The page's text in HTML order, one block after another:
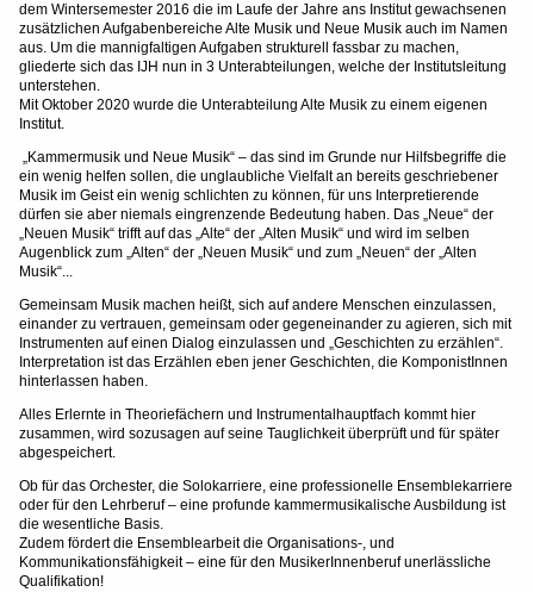
dem Wintersemester 2016 die im Laufe der Jahre ans Institut gewachsenen
zusätzlichen Aufgabenbereiche Alte Musik und Neue Musik auch im Namen
aus. Um die mannigfaltigen Aufgaben strukturell fassbar zu machen,
gliederte sich das IJH nun in 3 Unterabteilungen, welche der Institutsleitung
unterstehen.
Mit Oktober 2020 wurde die Unterabteilung Alte Musik zu einem eigenen
Institut.
„Kammermusik und Neue Musik“ – das sind im Grunde nur Hilfsbegriffe die
ein wenig helfen sollen, die unglaubliche Vielfalt an bereits geschriebener
Musik im Geist ein wenig schlichten zu können, für uns Interpretierende
dürfen sie aber niemals eingrenzende Bedeutung haben. Das „Neue“ der
„Neuen Musik“ trifft auf das „Alte“ der „Alten Musik“ und wird im selben
Augenblick zum „Alten“ der „Neuen Musik“ und zum „Neuen“ der „Alten
Musik“...
Gemeinsam Musik machen heißt, sich auf andere Menschen einzulassen,
einander zu vertrauen, gemeinsam oder gegeneinander zu agieren, sich mit
Instrumenten auf einen Dialog einzulassen und „Geschichten zu erzählen“.
Interpretation ist das Erzählen eben jener Geschichten, die KomponistInnen
hinterlassen haben.
Alles Erlernte in Theoriefächern und Instrumentalhauptfach kommt hier
zusammen, wird sozusagen auf seine Tauglichkeit überprüft und für später
abgespeichert.
Ob für das Orchester, die Solokarriere, eine professionelle Ensemblekarriere
oder für den Lehrberuf – eine profunde kammermusikalische Ausbildung ist
die wesentliche Basis.
Zudem fördert die Ensemblearbeit die Organisations-, und
Kommunikationsfähigkeit – eine für den MusikerInnenberuf unerlässliche
Qualifikation!